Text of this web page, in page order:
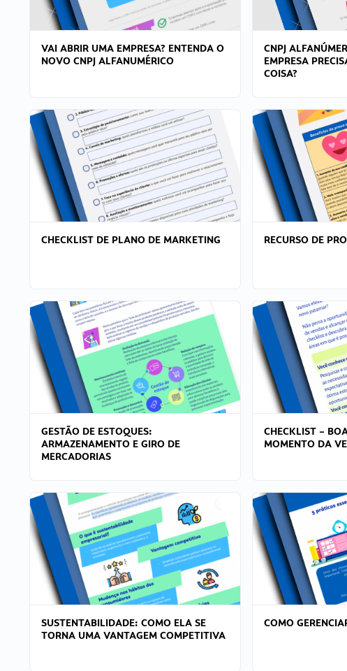
VAI ABRIR UMA EMPRESA? ENTENDA O
NOVO CNPJ ALFANUMÉRICO
CNPJ
EMPRESA
COISA?
CHECKLIST DE PLANO DE MARKETING RECURSO DE
GESTÃO DE ESTOQUES:
ARMAZENAMENTO E GIRO DE
MERCADORIAS
CHECKLIST –
MOMENTO DA
SUSTENTABILIDADE: COMO ELA SE
TORNA UMA VANTAGEM COMPETITIVA
COMO